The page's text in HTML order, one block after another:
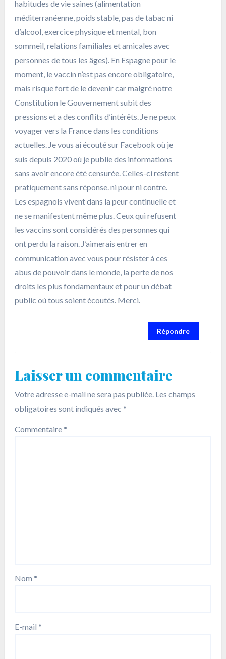
habitudes de vie saines (alimentation
méditerranéenne, poids stable, pas de tabac ni
d’alcool, exercice physique et mental, bon
sommeil, relations familiales et amicales avec
personnes de tous les âges). En Espagne pour le
moment, le vaccin n’est pas encore obligatoire,
mais risque fort de le devenir car malgré notre
Constitution le Gouvernement subit des
pressions et a des conflits d’intérêts. Je ne peux
voyager vers la France dans les conditions
actuelles. Je vous ai écouté sur Facebook où je
suis depuis 2020 où je publie des informations
sans avoir encore été censurée. Celles-ci restent
pratiquement sans réponse. ni pour ni contre.
Les espagnols vivent dans la peur continuelle et
ne se manifestent même plus. Ceux qui refusent
les vaccins sont considérés des personnes qui
ont perdu la raison. J’aimerais entrer en
communication avec vous pour résister à ces
abus de pouvoir dans le monde, la perte de nos
droits les plus fondamentaux et pour un débat
public où tous soient écoutés. Merci.
Répondre
Laisser un commentaire
Votre adresse e-mail ne sera pas publiée. Les champs
obligatoires sont indiqués avec *
Commentaire*
Nom *
E-mail *